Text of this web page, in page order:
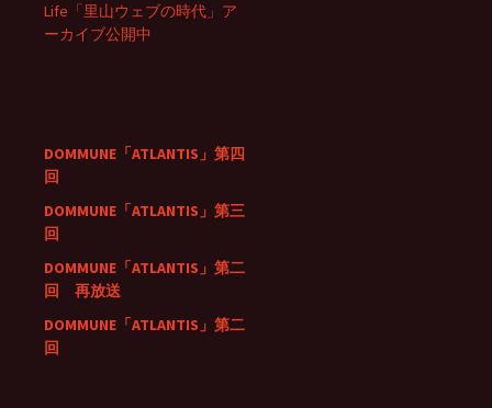
Life「里山ウェブの時代」ア
ーカイブ公開中
DOMMUNE「ATLANTIS」第四
回
DOMMUNE「ATLANTIS」第三
回
DOMMUNE「ATLANTIS」第二
回 再放送
DOMMUNE「ATLANTIS」第二
回